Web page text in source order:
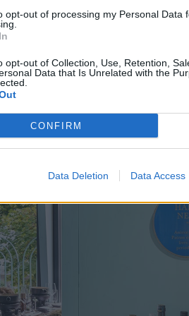
opt-out of processing my Personal Data
opt-out of Collection, Use, Retention,
Data that Is Unrelated with the
CONFIRM
Data Deletion Data Access
Tünklimenü vom 24. Oktober
bis 24 Uhr). Hingehen, tunken,